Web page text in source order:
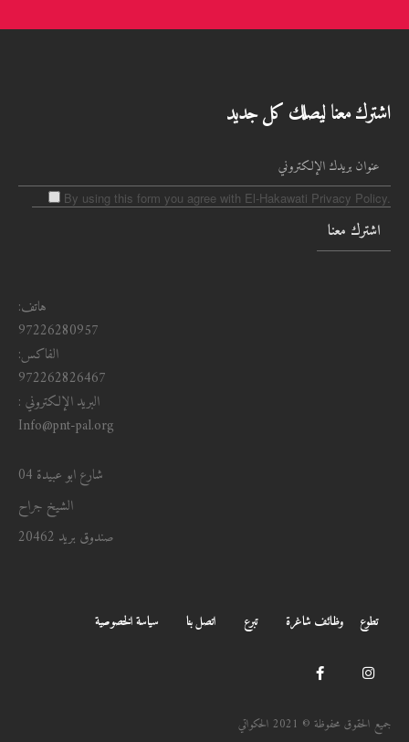
اشترك معنا ليصلك كل جديد
By using this form you agree with El-Hakawati Privacy Policy.
هاتف:
97226280957
الفاكس:
972262826467
البريد الإلكتروني :
Info@pnt-pal.org
شارع ابو عبيدة 04
الشيخ جراح
صندوق بريد 20462
تطوع وظائف شاغرة تبرع اتصل بنا سياسة الخصوصية
جميع الحقوق محفوظة © 2021 الحكواتي